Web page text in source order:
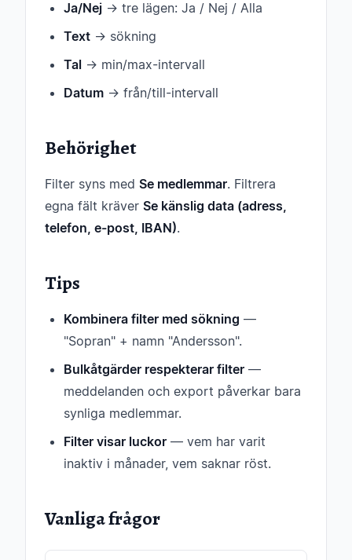
Ja/Nej → tre lägen: Ja / Nej / Alla
Text → sökning
Tal → min/max-intervall
Datum → från/till-intervall
Behörighet
Filter syns med Se medlemmar. Filtrera
egna fält kräver Se känslig data (adress,
telefon, e-post, IBAN).
Tips
Kombinera filter med sökning —
"Sopran" + namn "Andersson".
Bulkåtgärder respekterar filter —
meddelanden och export påverkar bara
synliga medlemmar.
Filter visar luckor — vem har varit
inaktiv i månader, vem saknar röst.
Vanliga frågor